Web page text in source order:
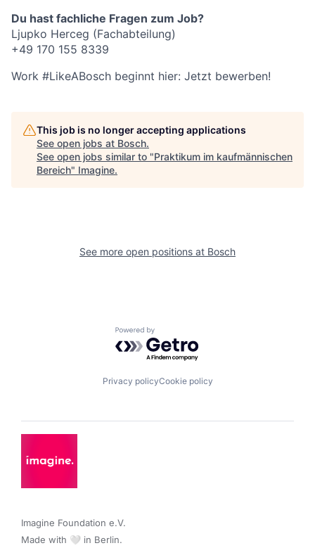
Du hast fachliche Fragen zum Job?
Ljupko Herceg (Fachabteilung)
+49 170 155 8339
Work #LikeABosch beginnt hier: Jetzt bewerben!
This job is no longer accepting applications
See open jobs at Bosch.
See open jobs similar to "Praktikum im kaufmännischen
Bereich" Imagine.
See more open positions at Bosch
Powered by Getro.com
Privacy policyCookie policy
Imagine Foundation e.V.
Made with 🤍 in Berlin.